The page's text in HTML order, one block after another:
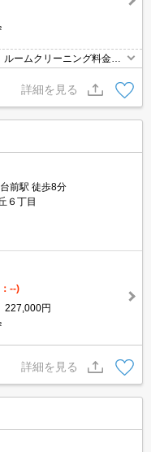
ームクリーニング料金64,
カメラ設置。カウンター
IH調理器付き。温水洗浄便
詳細を見る
前駅 徒歩8分
６丁目
--)
227,000円
詳細を見る